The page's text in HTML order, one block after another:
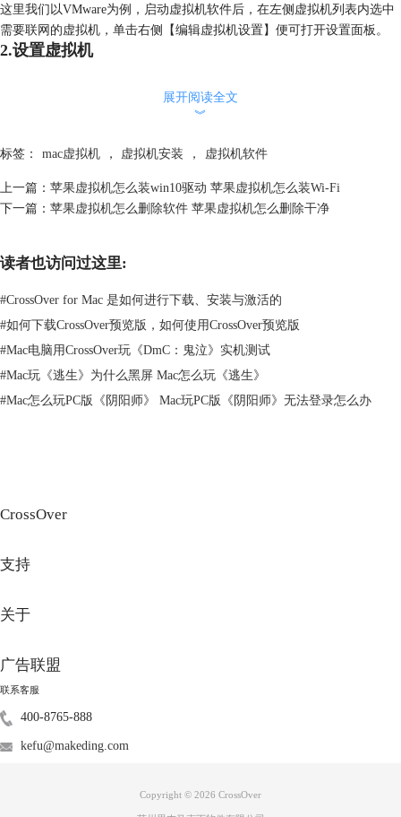
这里我们以VMware为例，启动虚拟机软件后，在左侧虚拟机列表内选中
需要联网的虚拟机，单击右侧【编辑虚拟机设置】便可打开设置面板。
2.设置虚拟机
图2：设置网络
单击左侧设置项目列表内【网络适配器】，在右侧选择网络连接方式即
可。关于网络连接方式的选择，可以根据自己需求选择，主要使用的方式
有两种，即【桥接模式】和【NAT模式】，桥接模式可以生成独立的IP地
址；NAT模式则与主机使用同一个IP地址。
图3：搜索结果
展开阅读全文
︾
标签： mac虚拟机 ， 虚拟机安装 ， 虚拟机软件
上一篇： 苹果虚拟机怎么装win10驱动 苹果虚拟机怎么装Wi-Fi
下一篇： 苹果虚拟机怎么删除软件 苹果虚拟机怎么删除干净
读者也访问过这里:
#CrossOver for Mac 是如何进行下载、安装与激活的
#如何下载CrossOver预览版，如何使用CrossOver预览版
#Mac电脑用CrossOver玩《DmC：鬼泣》实机测试
#Mac玩《逃生》为什么黑屏 Mac怎么玩《逃生》
#Mac怎么玩PC版《阴阳师》 Mac玩PC版《阴阳师》无法登录怎么办
CrossOver
支持
关于
广告联盟
联系客服
400-8765-888
kefu@makeding.com
Copyright © 2026 CrossOver